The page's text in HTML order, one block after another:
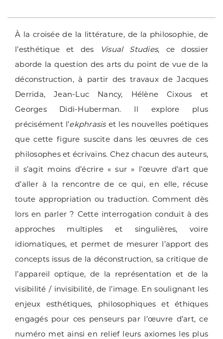
À la croisée de la littérature, de la philosophie, de
l’esthétique et des
Visual Studies, ce dossier
aborde la question des arts du point de vue de la
déconstruction, à partir des travaux de Jacques
Derrida, Jean-Luc Nancy, Hélène Cixous et
Georges Didi-Huberman. Il explore plus
précisément l’ekphrasiset les nouvelles poétiques
que cette figure suscite dans les œuvres de ces
philosophes et écrivains. Chez chacun des auteurs,
il s’agit moins d’écrire « sur » l’œuvre d’art que
d’aller à la rencontre de ce qui, en elle, récuse
toute appropriation ou traduction. Comment dès
lors en parler ? Cette interrogation conduit à des
approches multiples et singulières, voire
idiomatiques, et permet de mesurer l’apport des
concepts issus de la déconstruction, sa critique de
l’appareil optique, de la représentation et de la
visibilité / invisibilité, de l’image. En soulignant les
enjeux esthétiques, philosophiques et éthiques
engagés pour ces penseurs par l’œuvre d’art, ce
numéro met ainsi en relief leurs axiomes les plus